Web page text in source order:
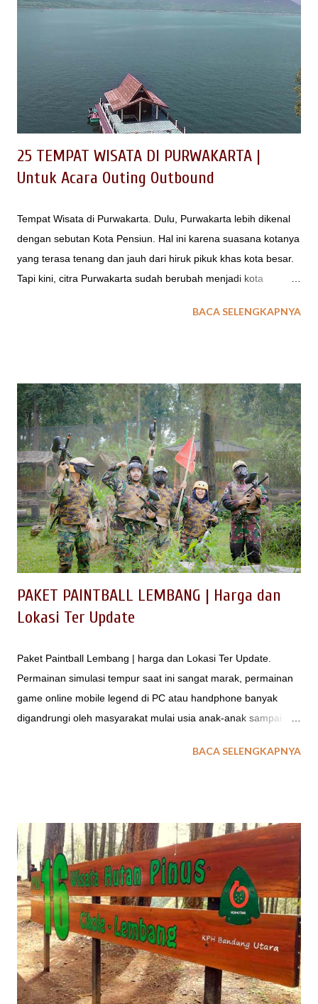
dan nikmat wajib Anda eksplorasi jika berkunjung ke Garut.
memuaskan selera kuliner Anda. Banyaknya kuliner dan
tempat makan di Garut mungkin membuat Anda kebingungan.
Berikut adalah 10 tempat makan ter...
25 TEMPAT WISATA DI PURWAKARTA |
Untuk Acara Outing Outbound
Tempat Wisata di Purwakarta. Dulu, Purwakarta lebih dikenal
dengan sebutan Kota Pensiun. Hal ini karena suasana kotanya
yang terasa tenang dan jauh dari hiruk pikuk khas kota besar.
Tapi kini, citra Purwakarta sudah berubah menjadi kota
Bandung. Saat ini, kota Purwakarta memiliki daya tarik
outbound. Kalau Anda belum pernah ke Purwakarta, inilah
saatnya menikmati keindahan alam dan beragam wisata
edukasi yang cocok untuk anak-anak. Berikut ini kami sudah
kumpulkan tempat-tempat wisata outbound di Purwakarta yang
wajib kamu kunjungi selama di Purwakarta; dan dapat dikemas
berikut jasa Event Organizer (EO) dan penyedia outbound di
Purwakarta yang berpengalaman menangani kegiatan wisata
outing untuk Company Gatherin, Family Gathering atau Acara
Outbound ...
BACA SELENGKAPNYA
PAKET PAINTBALL LEMBANG | Harga dan
Lokasi Ter Update
Paket Paintball Lembang | harga dan Lokasi Ter Update.
Permainan simulasi tempur saat ini sangat marak, permainan
game online mobile legend di PC atau handphone banyak
digandrungi oleh masyarakat mulai usia anak-anak sampai
Permainan sejenis adalah PUBG , FREE FIRE merupakan
tetap memerlukan komunikasi antar pemain. Segala trik
permainan dioptimalkan agar menjadi pemenang. SIMULASI
PERANG DENGAN OUTBOUND Simulasi perang dalam
permainan aplikasi android atau komputer di atas, apakah bisa
sama saat berada di medan permainan dunia nyata ? Paintball
game merupakan salah satu kemasan outbound simulasi
perang yang dilaksanakan sebagai pengisi aktifitas outing
gathering. Selain sebagai media refreshing, jenis permainan
paintball ini dapat juga dikema...
BACA SELENGKAPNYA